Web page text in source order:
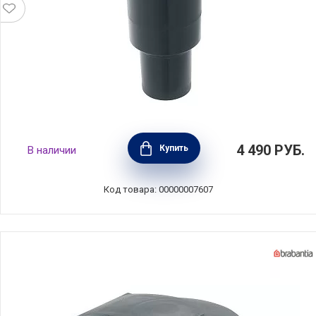
Основание для установки сушилки в бетон
для сушилок Lift-o-Matic Advance и Smartlift,
материал пластик, Brabantia, Бельгия,
В наличии Купить 4 490 РУБ.
Код товара: 00000007607